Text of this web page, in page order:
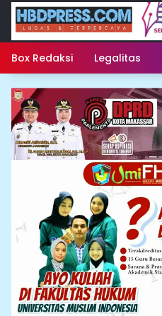
Langsung
konten
Box Redaksi Legalitas